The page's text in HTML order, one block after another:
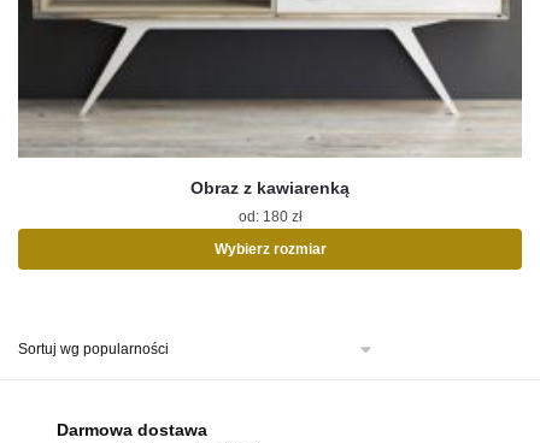
Obraz z kawiarenką
od: 180 zł
Wybierz rozmiar
Darmowa dostawa